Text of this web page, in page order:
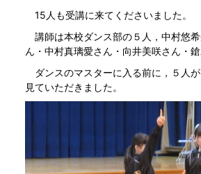
15人も受講に来てくださいました。
講師は本校ダンス部の５人，中村悠
ん・中村真璃愛さん・向井美咲さん・
ダンスのマスターに入る前に，５人
見ていただきました。